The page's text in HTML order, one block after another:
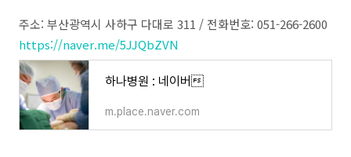
주소: 부산광역시 사하구 다대로 311 / 전화번호: 051-266-2600
https://naver.me/5JJQbZVN
하나병원 : 네이버
m.place.naver.com